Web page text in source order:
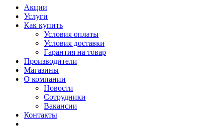
Акции
Услуги
Как купить
Условия оплаты
Условия доставки
Гарантия на товар
Производители
Магазины
О компании
Новости
Сотрудники
Вакансии
Контакты